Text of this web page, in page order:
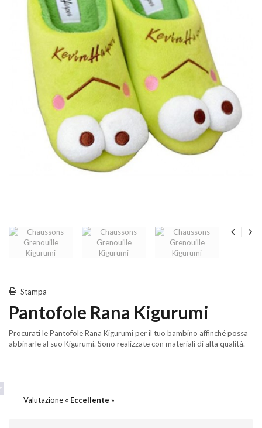
Stampa
Pantofole Rana Kigurumi
Procurati le Pantofole Rana Kigurumi per il tuo bambino affinché possa
abbinarle al suo Kigurumi. Sono realizzate con materiali di alta qualità.
Valutazione « Eccellente »